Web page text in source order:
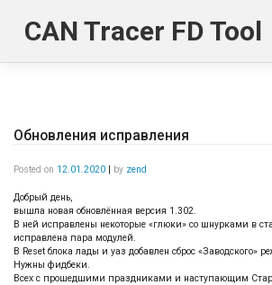
contentCAN Tracer FD Tool
Обновления исправления
Posted on 12.01.2020 | by zend
Добрый день,
вышла новая обновлённая версия 1.302.
В ней исправлены некоторые «глюки» со шнурками в
исправлена пара модулей.
В Reset блока лады и уаз добавлен сброс «Заводского»
Нужны фидбеки.
Всех с прошедшими праздниками и наступающим